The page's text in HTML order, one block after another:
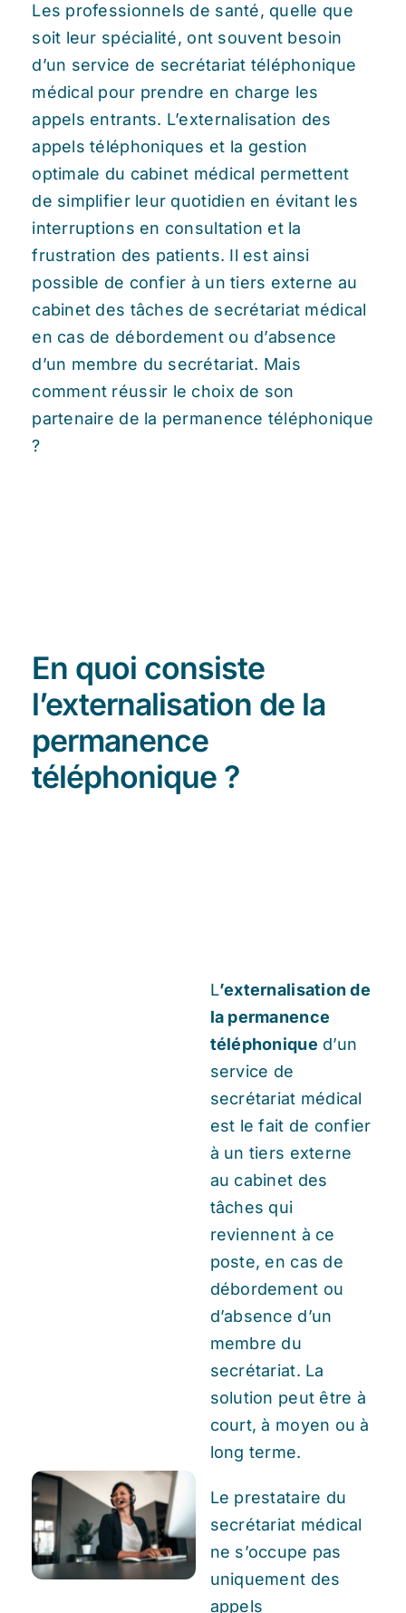
Les professionnels de santé, quelle que
soit leur spécialité, ont souvent besoin
d’un service de secrétariat téléphonique
médical pour prendre en charge les
appels entrants. L’externalisation des
appels téléphoniques et la gestion
optimale du cabinet médical permettent
de simplifier leur quotidien en évitant les
interruptions en consultation et la
frustration des patients. Il est ainsi
possible de confier à un tiers externe au
cabinet des tâches de secrétariat médical
en cas de débordement ou d’absence
d’un membre du secrétariat. Mais
comment réussir le choix de son
partenaire de la permanence téléphonique
?
En quoi consiste
l’externalisation de la
permanence
téléphonique ?
L’externalisation de
la permanence
téléphonique d’un
service de
secrétariat médical
est le fait de confier
à un tiers externe
au cabinet des
tâches qui
reviennent à ce
poste, en cas de
débordement ou
d’absence d’un
membre du
secrétariat. La
solution peut être à
court, à moyen ou à
long terme.
Le prestataire du
secrétariat médical
ne s’occupe pas
uniquement des
appels